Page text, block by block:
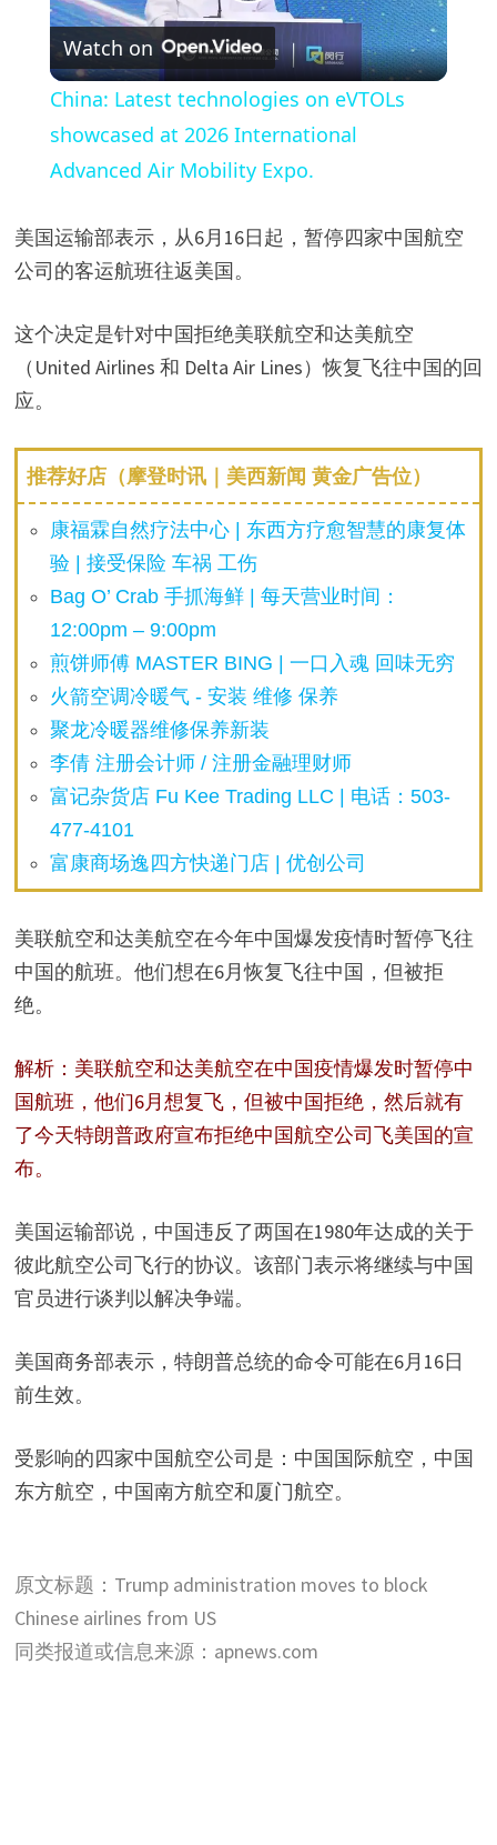
l
a
i
e
o
Watch on
China: Latest technologies on eVTOLs
showcased at 2026 International
Advanced Air Mobility Expo.
美国运输部表示，从6月16日起，暂停四家中国航空
公司的客运航班往返美国。
这个决定是针对中国拒绝美联航空和达美航空
（United Airlines 和 Delta Air Lines）恢复飞往中国的回
应。
推荐好店（摩登时讯｜美西新闻 黄金广告位）
康福霖自然疗法中心 | 东西方疗愈智慧的康复体
验 | 接受保险 车祸 工伤
Bag O’ Crab 手抓海鲜 | 每天营业时间：
12:00pm – 9:00pm
煎饼师傅 MASTER BING | 一口入魂 回味无穷
火箭空调冷暖气 - 安装 维修 保养
聚龙冷暖器维修保养新装
李倩 注册会计师 / 注册金融理财师
富记杂货店 Fu Kee Trading LLC | 电话：503-
477-4101
富康商场逸四方快递门店 | 优创公司
美联航空和达美航空在今年中国爆发疫情时暂停飞往
中国的航班。他们想在6月恢复飞往中国，但被拒
绝。
解析：美联航空和达美航空在中国疫情爆发时暂停中
国航班，他们6月想复飞，但被中国拒绝，然后就有
了今天特朗普政府宣布拒绝中国航空公司飞美国的宣
布。
美国运输部说，中国违反了两国在1980年达成的关于
彼此航空公司飞行的协议。该部门表示将继续与中国
官员进行谈判以解决争端。
美国商务部表示，特朗普总统的命令可能在6月16日
前生效。
受影响的四家中国航空公司是：中国国际航空，中国
东方航空，中国南方航空和厦门航空。
原文标题：Trump administration moves to block
Chinese airlines from US
同类报道或信息来源：apnews.com